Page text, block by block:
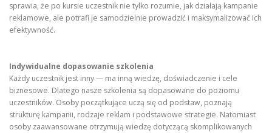
sprawia, że po kursie uczestnik nie tylko rozumie, jak działają kampanie
reklamowe, ale potrafi je samodzielnie prowadzić i maksymalizować ich
efektywność.
Indywidualne dopasowanie szkolenia
Każdy uczestnik jest inny — ma inną wiedzę, doświadczenie i cele
biznesowe. Dlatego nasze szkolenia są dopasowane do poziomu
uczestników. Osoby początkujące uczą się od podstaw, poznają
strukturę kampanii, rodzaje reklam i podstawowe strategie. Natomiast
osoby zaawansowane otrzymują wiedzę dotyczącą skomplikowanych